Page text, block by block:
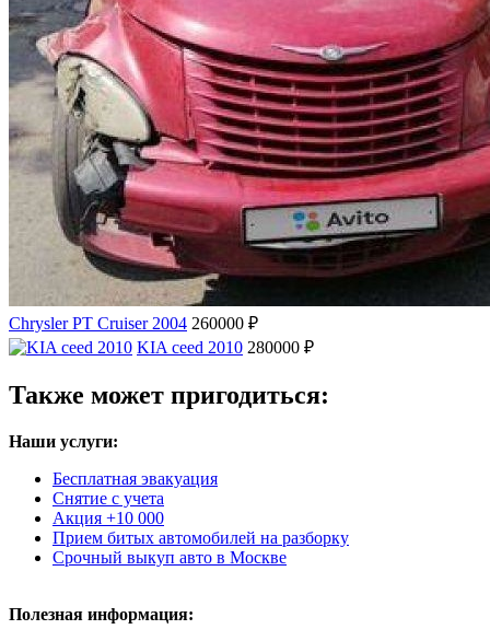
Chrysler PT Cruiser 2004 260000 ₽
KIA ceed 2010 280000 ₽
Также может пригодиться:
Наши услуги:
Бесплатная эвакуация
Снятие с учета
Акция +10 000
Прием битых автомобилей на разборку
Срочный выкуп авто в Москве
Полезная информация: